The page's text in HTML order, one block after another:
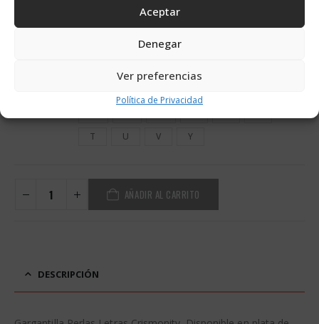
Aceptar
Denegar
Ver preferencias
Política de Privacidad
O
T
U V Y
AÑADIR AL CARRITO
DESCRIPCIÓN